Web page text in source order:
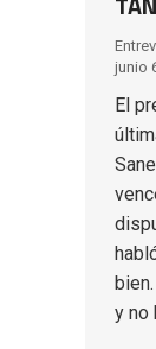
junio
El
y no